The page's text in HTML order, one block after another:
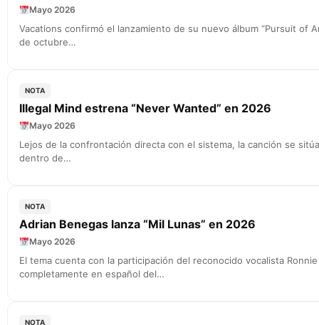
Mayo 2026
Vacations confirmó el lanzamiento de su nuevo álbum “Pursuit of
de octubre…
NOTA
Illegal Mind estrena “Never Wanted” en 2026
Mayo 2026
Lejos de la confrontación directa con el sistema, la canción se
dentro de…
NOTA
Adrian Benegas lanza “Mil Lunas” en 2026
Mayo 2026
El tema cuenta con la participación del reconocido vocalista
completamente en español del…
NOTA